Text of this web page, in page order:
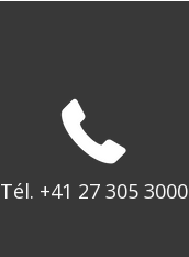
Tél. +41 27 305 3000